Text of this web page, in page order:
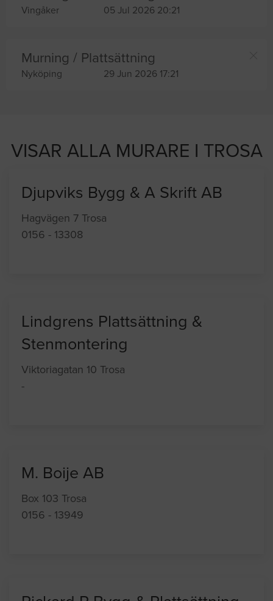
Vingåker 05 Jul 2026 20:21
Murning / Plattsättning
Nyköping 29 Jun 2026 17:21
VISAR ALLA MURARE I TROSA
Djupviks Bygg & A Skrift AB
Hagvägen 7 Trosa
0156 - 13308
Lindgrens Plattsättning &
Stenmontering
Viktoriagatan 10 Trosa
-
M. Boije AB
Box 103 Trosa
0156 - 13949